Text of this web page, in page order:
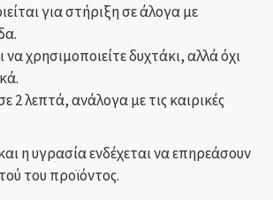
για στήριξη σε άλογα με
να χρησιμοποιείτε δυχτάκι, αλλά όχι
2 λεπτά, ανάλογα με τις καιρικές
η υγρασία ενδέχεται να επηρεάσουν
του προϊόντος.